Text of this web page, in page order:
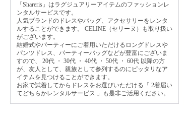
「Shareris」はラグジュアリーアイテムのファッションレ
ンタルサービスです。
人気ブランドのドレスやバッグ、アクセサリーをレンタ
ルすることができます。 CELINE（セリーヌ）も取り扱い
がございます。
結婚式やパーティーにご着用いただけるロングドレスや
パンツドレス、パーティーバッグなどが豊富にございま
すので、 20代 ・ 30代 ・ 40代 ・ 50代 ・ 60代 以降の方
が、友人として、親族として参列するのにピッタリなア
イテムを見つけることができます。
お家で試着してからドレスをお選びいただける「 2着届い
てどちらかレンタルサービス 」も是非ご活用ください。